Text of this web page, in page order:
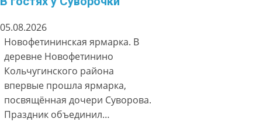
05.08.2026
Новофетининская ярмарка. В
деревне Новофетинино
Кольчугинского района
впервые прошла ярмарка,
посвящённая дочери Суворова.
Праздник объединил…